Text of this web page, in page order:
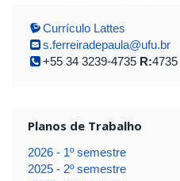
Currículo Lattes
s.ferreiradepaula@ufu.br
+55 34 3239-4735 R:4735
Planos de Trabalho
2026 - 1º semestre
2025 - 2º semestre